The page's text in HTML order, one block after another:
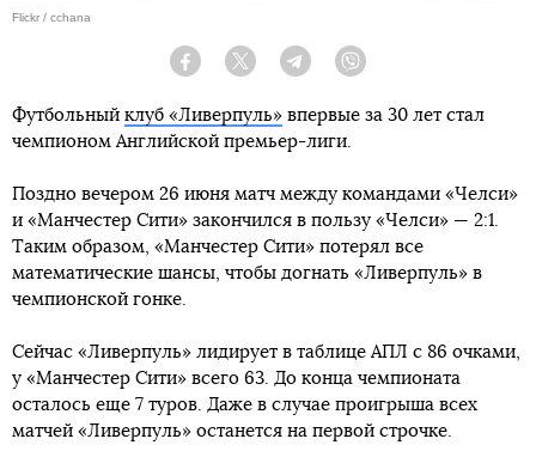
Flickr / cchana
Facebook Twitter Telegram
Футбольный клуб «Ливерпуль» впервые за 30 лет стал
чемпионом Английской премьер-лиги.
Поздно вечером 26 июня матч между командами «Челси»
и «Манчестер Сити» закончился в пользу «Челси» — 2:1.
Таким образом, «Манчестер Сити» потерял все
математические шансы, чтобы догнать «Ливерпуль» в
чемпионской гонке.
Сейчас «Ливерпуль» лидирует в таблице АПЛ с 86 очками,
у «Манчестер Сити» всего 63. До конца чемпионата
осталось еще 7 туров. Даже в случае проигрыша всех
матчей «Ливерпуль» останется на первой строчке.